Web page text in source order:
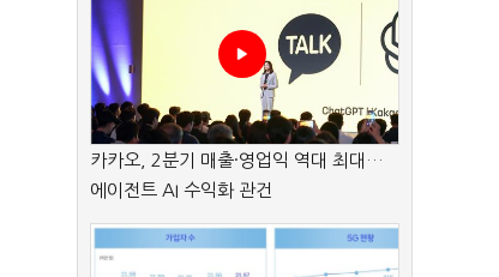
카카오, 2분기 매출·영업익 역대 최대…
에이전트 AI 수익화 관건